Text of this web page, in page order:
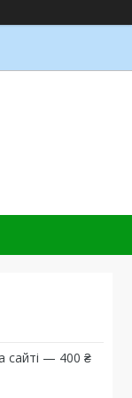
сайті — 400 ₴